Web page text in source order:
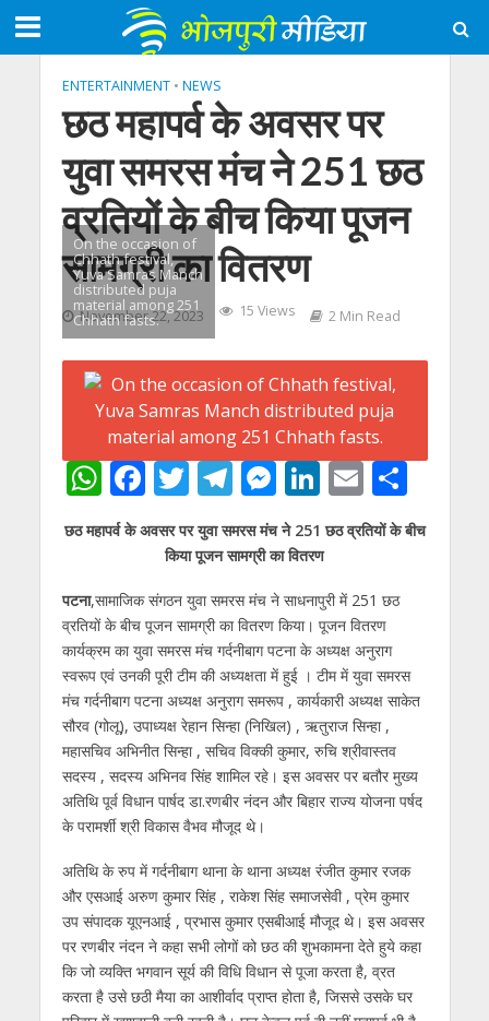
ENTERTAINMENT • NEWS
छठ महापर्व के अवसर पर
युवा समरस मंच ने 251 छठ
व्रतियों के बीच किया पूजन
सामग्री का वितरण
November 22, 2023 15 Views 2 Min Read
On the occasion of
Chhath festival,
Yuva Samras Manch
distributed puja
material among 251
Chhath fasts.
W
h
at
A
p
p
F
ac
e
b
o
o
k
T
w
itt
T
el
e
gr
a
m
M
e
ss
e
n
g
er
Li
n
k
e
dI
n
E
m
ai
l
S
h
ar
छठ महापर्व के अवसर पर युवा समरस मंच ने 251 छठ व्रतियों के बीच
किया पूजन सामग्री का वितरण
पटना,सामाजिक संगठन युवा समरस मंच ने साधनापुरी में 251 छठ
व्रतियों के बीच पूजन सामग्री का वितरण किया। पूजन वितरण
कार्यक्रम का युवा समरस मंच गर्दनीबाग पटना के अध्यक्ष अनुराग
स्वरूप एवं उनकी पूरी टीम की अध्यक्षता में हुई । टीम में युवा समरस
मंच गर्दनीबाग पटना अध्यक्ष अनुराग समरूप , कार्यकारी अध्यक्ष साकेत
सौरव (गोलू), उपाध्यक्ष रेहान सिन्हा (निखिल) , ऋतुराज सिन्हा ,
महासचिव अभिनीत सिन्हा , सचिव विक्की कुमार, रुचि श्रीवास्तव
सदस्य , सदस्य अभिनव सिंह शामिल रहे। इस अवसर पर बतौर मुख्य
अतिथि पूर्व विधान पार्षद डा.रणबीर नंदन और बिहार राज्य योजना पर्षद
के परामर्शी श्री विकास वैभव मौजूद थे।
अतिथि के रुप में गर्दनीबाग थाना के थाना अध्यक्ष रंजीत कुमार रजक
और एसआई अरुण कुमार सिंह , राकेश सिंह समाजसेवी , प्रेम कुमार
उप संपादक यूएनआई , प्रभास कुमार एसबीआई मौजूद थे। इस अवसर
पर रणबीर नंदन ने कहा सभी लोगों को छठ की शुभकामना देते हुये कहा
कि जो व्यक्ति भगवान सूर्य की विधि विधान से पूजा करता है, व्रत
करता है उसे छठी मैया का आशीर्वाद प्राप्त होता है, जिससे उसके घर